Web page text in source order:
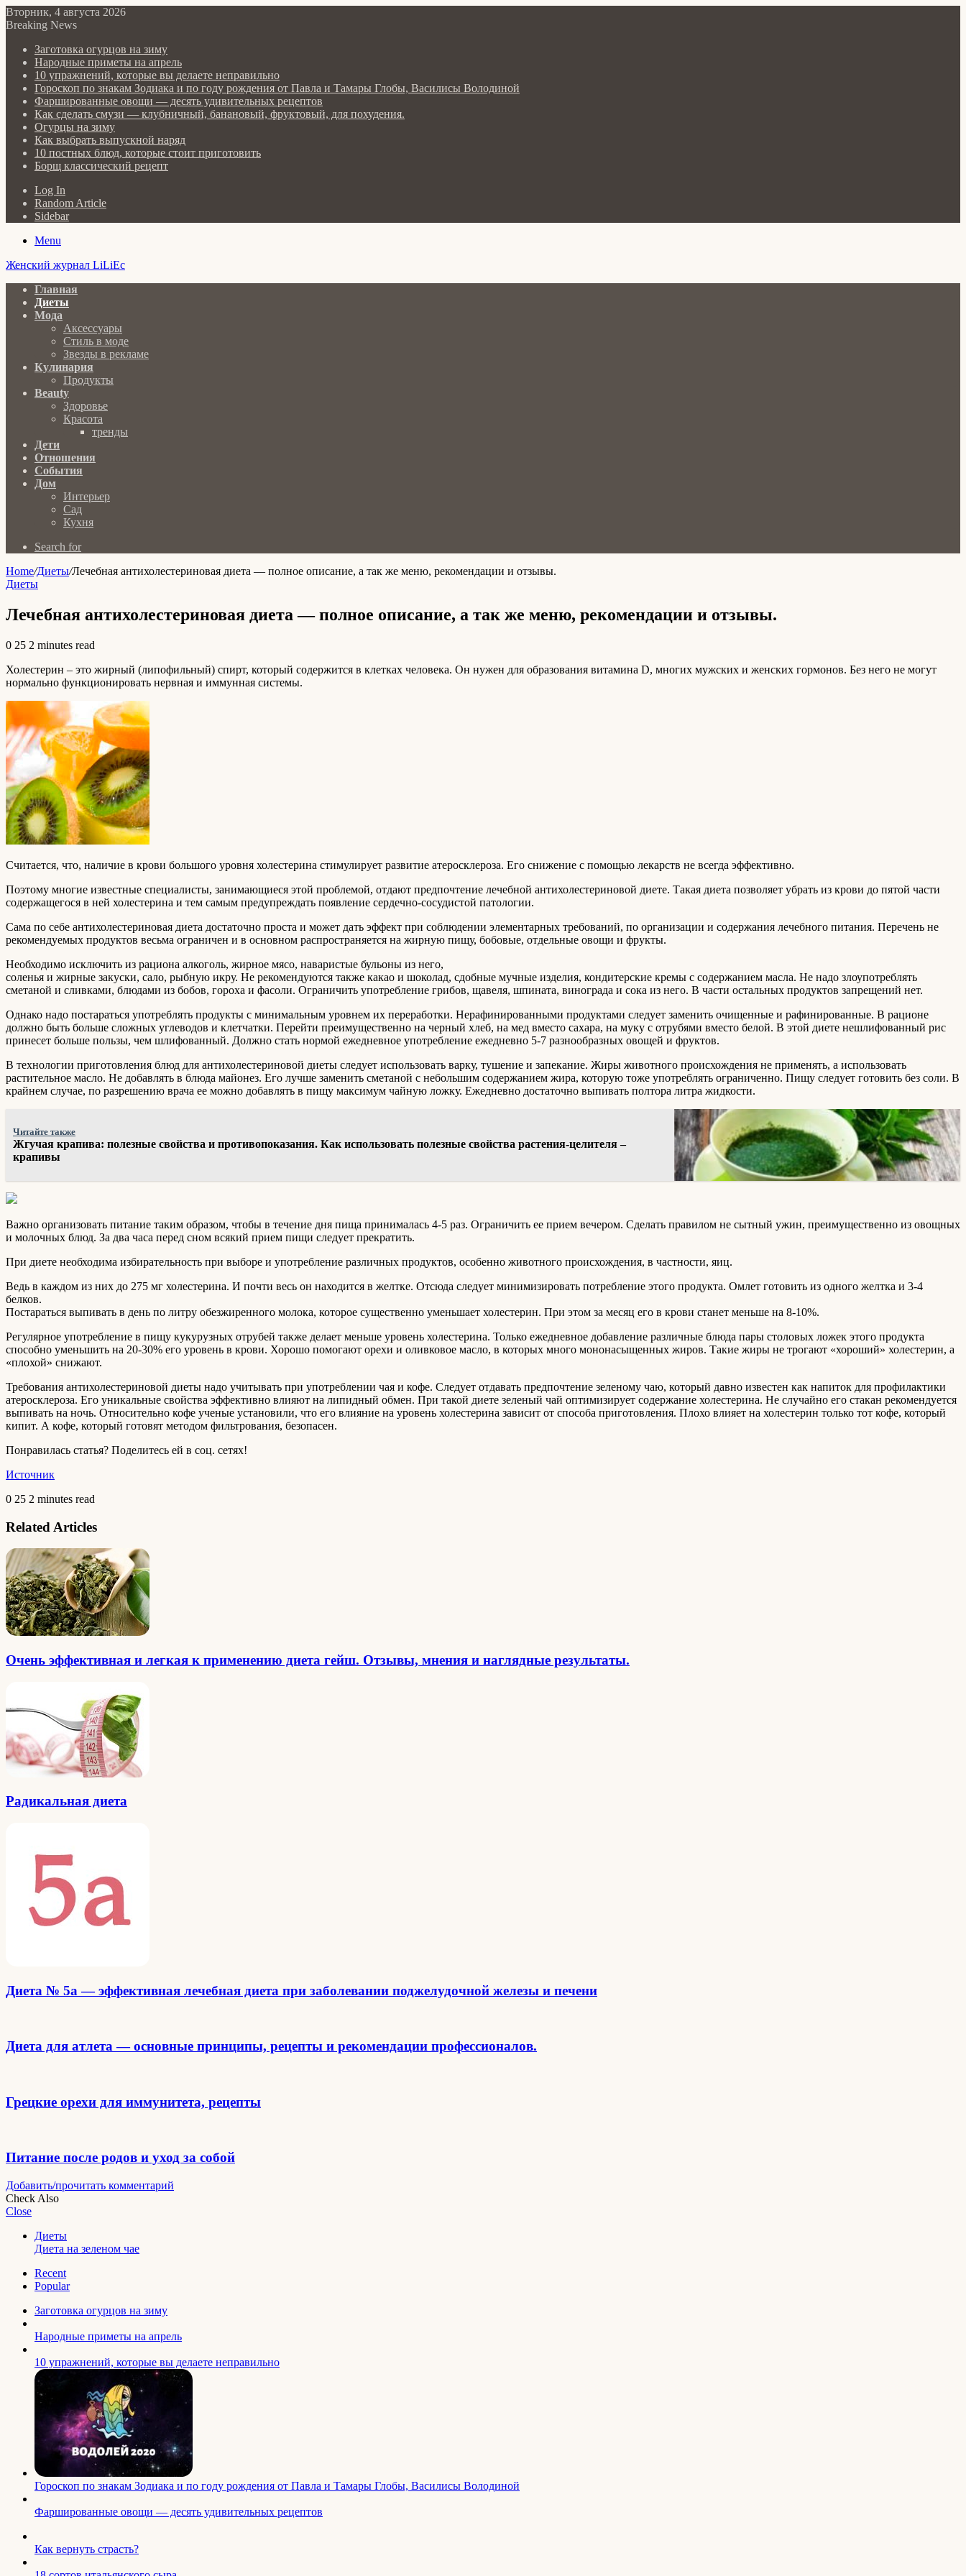
Вторник, 4 августа 2026
Breaking News
Заготовка огурцов на зиму
Народные приметы на апрель
10 упражнений, которые вы делаете неправильно
Гороскоп по знакам Зодиака и по году рождения от Павла и Тамары Глобы, Василисы Володиной
Фаршированные овощи — десять удивительных рецептов
Как сделать cмузи — клубничный, банановый, фруктовый, для похудения.
Огурцы на зиму
Как выбрать выпускной наряд
10 постных блюд, которые стоит приготовить
Борщ классический рецепт
Log In
Random Article
Sidebar
Menu
Женский журнал LiLiEc
Главная
Диеты
Мода
Аксессуары
Стиль в моде
Звезды в рекламе
Кулинария
Продукты
Beauty
Здоровье
Красота
тренды
Дети
Отношения
События
Дом
Интерьер
Сад
Кухня
Search for
Home/Диеты/Лечебная антихолестериновая диета — полное описание, а так же меню, рекомендации и отзывы.
Диеты
Лечебная антихолестериновая диета — полное описание, а так же меню, рекомендации и отзывы.
0 25 2 minutes read
Холестерин – это жирный (липофильный) спирт, который содержится в клетках человека. Он нужен для образования витамина D, многих мужских и женских гормонов. Без него не могут
нормально функционировать нервная и иммунная системы.
Считается, что, наличие в крови большого уровня холестерина стимулирует развитие атеросклероза. Его снижение с помощью лекарств не всегда эффективно.
Поэтому многие известные специалисты, занимающиеся этой проблемой, отдают предпочтение лечебной антихолестериновой диете. Такая диета позволяет убрать из крови до пятой части
содержащегося в ней холестерина и тем самым предупреждать появление сердечно-сосудистой патологии.
Сама по себе антихолестериновая диета достаточно проста и может дать эффект при соблюдении элементарных требований, по организации и содержания лечебного питания. Перечень не
рекомендуемых продуктов весьма ограничен и в основном распространяется на жирную пищу, бобовые, отдельные овощи и фрукты.
Необходимо исключить из рациона алкоголь, жирное мясо, наваристые бульоны из него,
соленья и жирные закуски, сало, рыбную икру. Не рекомендуются также какао и шоколад, сдобные мучные изделия, кондитерские кремы с содержанием масла. Не надо злоупотреблять
сметаной и сливками, блюдами из бобов, гороха и фасоли. Ограничить употребление грибов, щавеля, шпината, винограда и сока из него. В части остальных продуктов запрещений нет.
Однако надо постараться употреблять продукты с минимальным уровнем их переработки. Нерафинированными продуктами следует заменить очищенные и рафинированные. В рационе
должно быть больше сложных углеводов и клетчатки. Перейти преимущественно на черный хлеб, на мед вместо сахара, на муку с отрубями вместо белой. В этой диете нешлифованный рис
принесет больше пользы, чем шлифованный. Должно стать нормой ежедневное употребление ежедневно 5-7 разнообразных овощей и фруктов.
В технологии приготовления блюд для антихолестериновой диеты следует использовать варку, тушение и запекание. Жиры животного происхождения не применять, а использовать
растительное масло. Не добавлять в блюда майонез. Его лучше заменить сметаной с небольшим содержанием жира, которую тоже употреблять ограниченно. Пищу следует готовить без соли. В
крайнем случае, по разрешению врача ее можно добавлять в пищу максимум чайную ложку. Ежедневно достаточно выпивать полтора литра жидкости.
Читайте также
Жгучая крапива: полезные свойства и противопоказания. Как использовать полезные свойства растения-целителя –
крапивы
Важно организовать питание таким образом, чтобы в течение дня пища принималась 4-5 раз. Ограничить ее прием вечером. Сделать правилом не сытный ужин, преимущественно из овощных
и молочных блюд. За два часа перед сном всякий прием пищи следует прекратить.
При диете необходима избирательность при выборе и употребление различных продуктов, особенно животного происхождения, в частности, яиц.
Ведь в каждом из них до 275 мг холестерина. И почти весь он находится в желтке. Отсюда следует минимизировать потребление этого продукта. Омлет готовить из одного желтка и 3-4
белков.
Постараться выпивать в день по литру обезжиренного молока, которое существенно уменьшает холестерин. При этом за месяц его в крови станет меньше на 8-10%.
Регулярное употребление в пищу кукурузных отрубей также делает меньше уровень холестерина. Только ежедневное добавление различные блюда пары столовых ложек этого продукта
способно уменьшить на 20-30% его уровень в крови. Хорошо помогают орехи и оливковое масло, в которых много мононасыщенных жиров. Такие жиры не трогают «хороший» холестерин, а
«плохой» снижают.
Требования антихолестериновой диеты надо учитывать при употреблении чая и кофе. Следует отдавать предпочтение зеленому чаю, который давно известен как напиток для профилактики
атеросклероза. Его уникальные свойства эффективно влияют на липидный обмен. При такой диете зеленый чай оптимизирует содержание холестерина. Не случайно его стакан рекомендуется
выпивать на ночь. Относительно кофе ученые установили, что его влияние на уровень холестерина зависит от способа приготовления. Плохо влияет на холестерин только тот кофе, который
кипит. А кофе, который готовят методом фильтрования, безопасен.
Понравилась статья? Поделитесь ей в соц. сетях!
Источник
0 25 2 minutes read
Related Articles
Очень эффективная и легкая к применению диета гейш. Отзывы, мнения и наглядные результаты.
Радикальная диета
Диета № 5а — эффективная лечебная диета при заболевании поджелудочной железы и печени
Диета для атлета — основные принципы, рецепты и рекомендации профессионалов.
Грецкие орехи для иммунитета, рецепты
Питание после родов и уход за собой
Добавить/прочитать комментарий
Check Also
Close
Диеты
Диета на зеленом чае
Recent
Popular
Заготовка огурцов на зиму
Народные приметы на апрель
10 упражнений, которые вы делаете неправильно
Гороскоп по знакам Зодиака и по году рождения от Павла и Тамары Глобы, Василисы Володиной
Фаршированные овощи — десять удивительных рецептов
Как вернуть страсть?